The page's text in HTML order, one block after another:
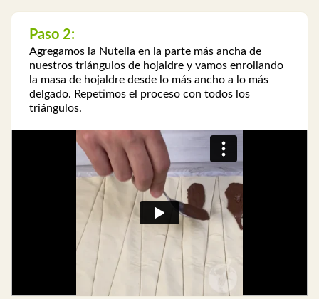
Paso 2:
Agregamos la Nutella en la parte más ancha de
nuestros triángulos de hojaldre y vamos enrollando
la masa de hojaldre desde lo más ancho a lo más
delgado. Repetimos el proceso con todos los
triángulos.